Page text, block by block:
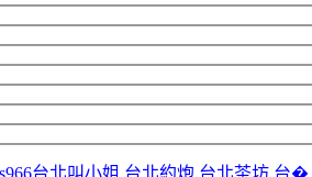
台北叫小姐.台北約炮.台北茶坊.台�